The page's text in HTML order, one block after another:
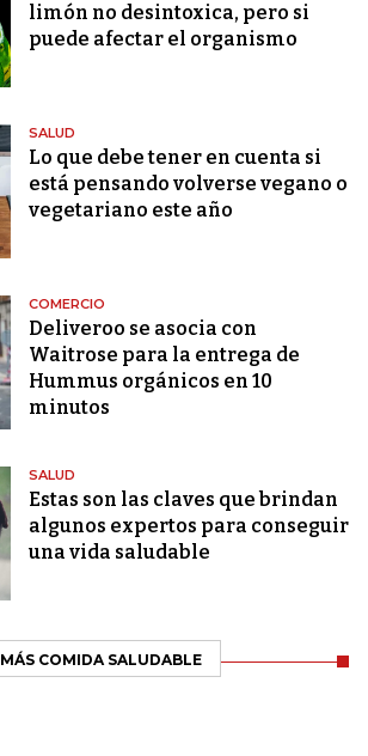
limón no desintoxica, pero si
puede afectar el organismo
SALUD
Lo que debe tener en cuenta si
está pensando volverse vegano o
vegetariano este año
COMERCIO
Deliveroo se asocia con
Waitrose para la entrega de
Hummus orgánicos en 10
minutos
SALUD
Estas son las claves que brindan
algunos expertos para conseguir
una vida saludable
MÁS COMIDA SALUDABLE